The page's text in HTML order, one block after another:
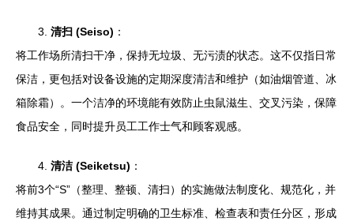
3. 清扫 (Seiso) ：
将工作场所清扫干净，保持无垃圾、无污渍的状态。这不仅指日常
保洁，更包括对设备设施的定期深度清洁和维护（如油烟管道、冰
箱除霜）。一个洁净的环境能有效防止虫鼠滋生、交叉污染，保障
食品安全，同时提升员工工作士气和顾客观感。
4. 清洁 (Seiketsu) ：
将前3个“S”（整理、整顿、清扫）的实施做法制度化、规范化，并
维持其成果。通过制定明确的卫生标准、检查表和责任分区，形成